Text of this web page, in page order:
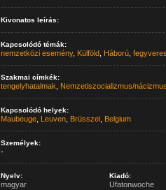
Kivonatos leírás:
Kapcsolódó témák:
nemzetközi esemény, Külföld, Háború,
Szakmai címkék:
tengelyhatalmak Nemzetiszocializmus/nácizmus
Kapcsolódó helyek:
Maubeuge, Leuven, Brüsszel, Belgium
Személyek:
-
Nyelv:
magyar
Kiadó:
Ufatonwoche